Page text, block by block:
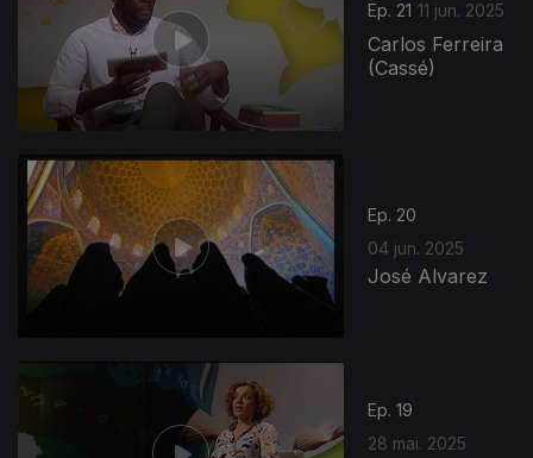
Ep. 21 11 jun. 2025
Carlos Ferreira
(Cassé)
Ep. 20
04 jun. 2025
José Alvarez
Ep. 19
28 mai. 2025